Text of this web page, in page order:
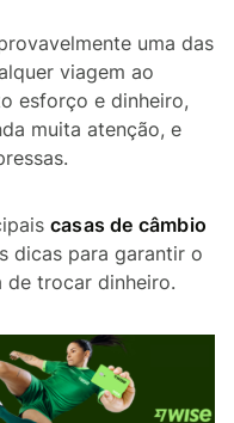
uma das
viagem ao
esforço e dinheiro,
muita atenção, e
casas de câmbio
dicas para garantir o
de trocar dinheiro.